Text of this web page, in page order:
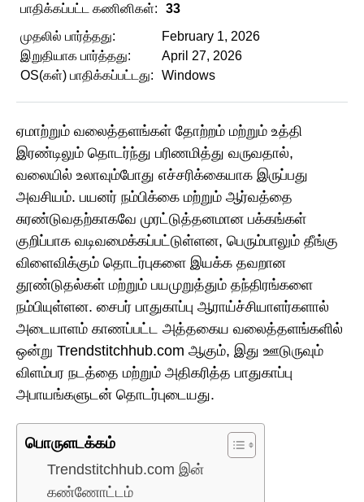
பாதிக்கப்பட்ட கணினிகள்:
33
முதலில் பார்த்தது:
February 1, 2026
இறுதியாக பார்த்தது:
April 27, 2026
OS(கள்) பாதிக்கப்பட்டது:
Windows
ஏமாற்றும் வலைத்தளங்கள் தோற்றம் மற்றும் உத்தி
இரண்டிலும் தொடர்ந்து பரிணமித்து வருவதால்,
வலையில் உலாவும்போது எச்சரிக்கையாக இருப்பது
அவசியம். பயனர் நம்பிக்கை மற்றும் ஆர்வத்தை
சுரண்டுவதற்காகவே முரட்டுத்தனமான பக்கங்கள்
குறிப்பாக வடிவமைக்கப்பட்டுள்ளன, பெரும்பாலும் தீங்கு
விளைவிக்கும் தொடர்புகளை இயக்க தவறான
தூண்டுதல்கள் மற்றும் பயமுறுத்தும் தந்திரங்களை
நம்பியுள்ளன. சைபர் பாதுகாப்பு ஆராய்ச்சியாளர்களால்
அடையாளம் காணப்பட்ட அத்தகைய வலைத்தளங்களில்
ஒன்று Trendstitchhub.com ஆகும், இது ஊடுருவும்
விளம்பர நடத்தை மற்றும் அதிகரித்த பாதுகாப்பு
அபாயங்களுடன் தொடர்புடையது.
பொருளடக்கம்
Trendstitchhub.com இன்
கண்ணோட்டம்